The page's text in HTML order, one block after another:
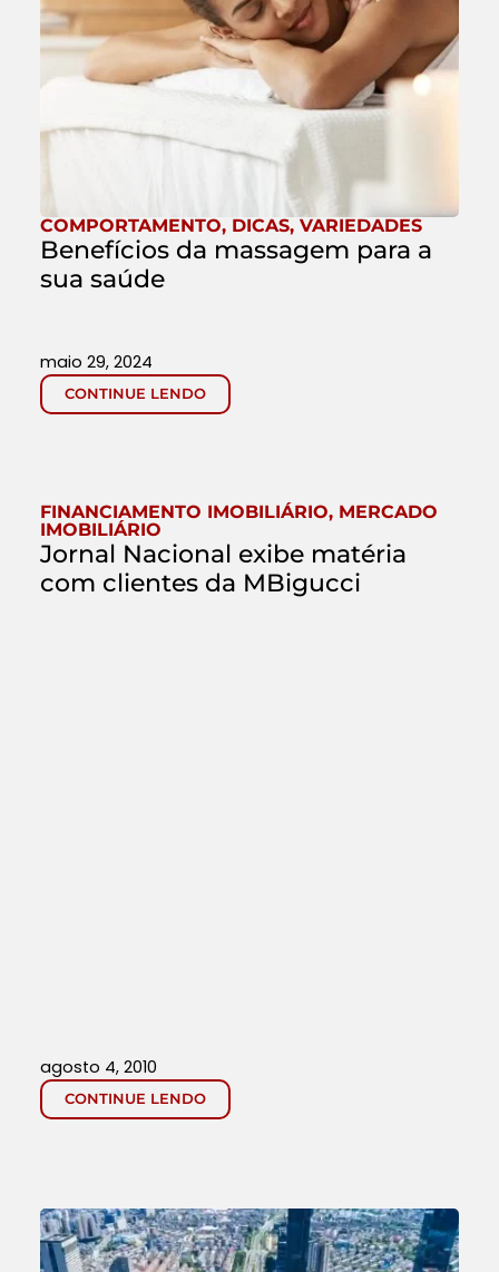
COMPORTAMENTO, DICAS, VARIEDADES
Benefícios da massagem para a
sua saúde
CONTINUE LENDO
maio 29, 2024
FINANCIAMENTO IMOBILIÁRIO, MERCADO
IMOBILIÁRIO
Jornal Nacional exibe matéria
com clientes da MBigucci
CONTINUE LENDO
agosto 4, 2010